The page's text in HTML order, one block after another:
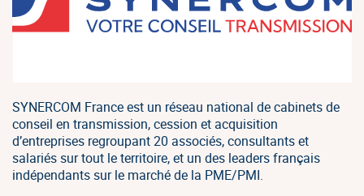
SYNERCOM France est un réseau national de cabinets de
conseil en transmission, cession et acquisition
d’entreprises regroupant 20 associés, consultants et
salariés sur tout le territoire, et un des leaders français
indépendants sur le marché de la PME/PMI.